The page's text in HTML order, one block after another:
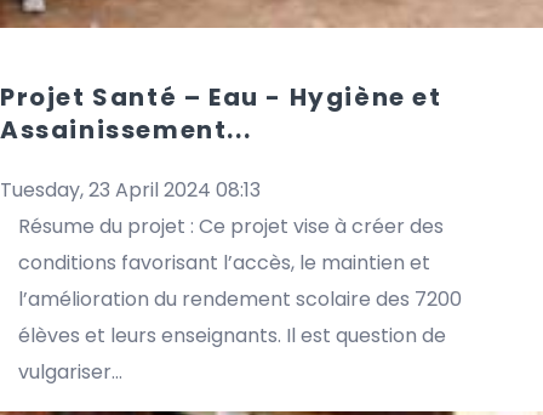
Projet Santé – Eau - Hygiène et
Assainissement...
Tuesday, 23 April 2024 08:13
Résume du projet : Ce projet vise à créer des
conditions favorisant l’accès, le maintien et
l’amélioration du rendement scolaire des 7200
élèves et leurs enseignants. Il est question de
vulgariser...